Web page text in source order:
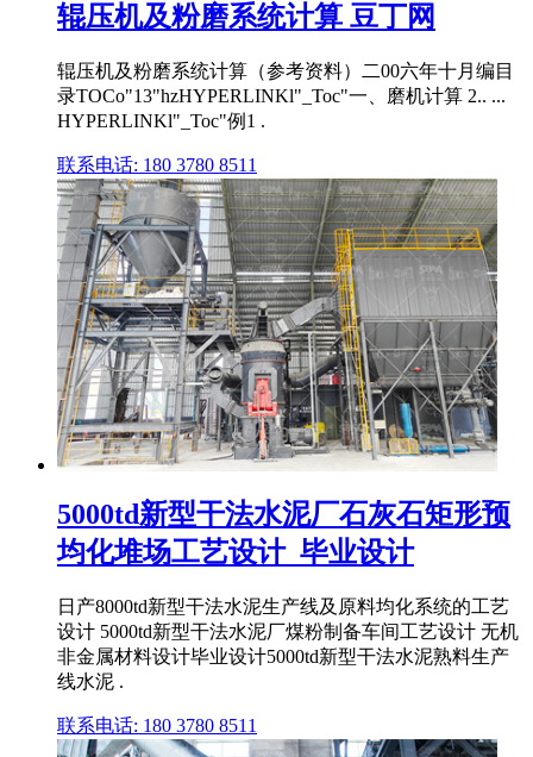
辊压机及粉磨系统计算 豆丁网
辊压机及粉磨系统计算（参考资料）二00六年十月编目
录TOCo"13"hzHYPERLINKl"_Toc"一、磨机计算 2.. ...
HYPERLINKl"_Toc"例1 .
联系电话: 180 3780 8511
5000td新型干法水泥厂石灰石矩形预
均化堆场工艺设计_毕业设计
日产8000td新型干法水泥生产线及原料均化系统的工艺
设计 5000td新型干法水泥厂煤粉制备车间工艺设计 无机
非金属材料设计毕业设计5000td新型干法水泥熟料生产
线水泥 .
联系电话: 180 3780 8511